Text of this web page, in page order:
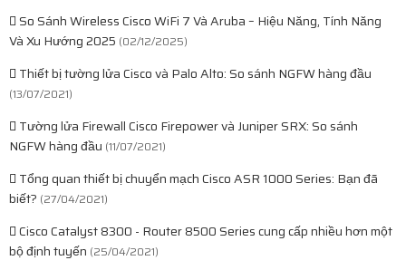
So Sánh Wireless Cisco WiFi 7 Và Aruba – Hiệu Năng, Tính Năng
Và Xu Hướng 2025 (02/12/2025)
Thiết bị tường lửa Cisco và Palo Alto: So sánh NGFW hàng đầu
(13/07/2021)
Tường lửa Firewall Cisco Firepower và Juniper SRX: So sánh
NGFW hàng đầu (11/07/2021)
Tổng quan thiết bị chuyển mạch Cisco ASR 1000 Series: Bạn đã
biết? (27/04/2021)
Cisco Catalyst 8300 - Router 8500 Series cung cấp nhiều hơn một
bộ định tuyến (25/04/2021)